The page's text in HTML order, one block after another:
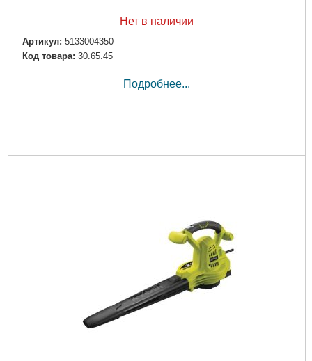
Нет в наличии
Артикул: 5133004350
Код товара: 30.65.45
Подробнее...